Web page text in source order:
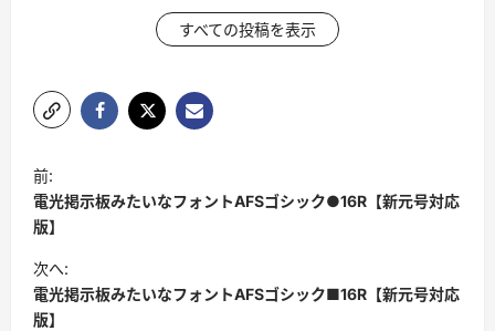
すべての投稿を表示
投
稿
ナ
ビ
ゲ
前:
電光掲示板みたいなフォントAFSゴシック●16R【新元号対応
版】
次へ:
電光掲示板みたいなフォントAFSゴシック■16R【新元号対応
版】